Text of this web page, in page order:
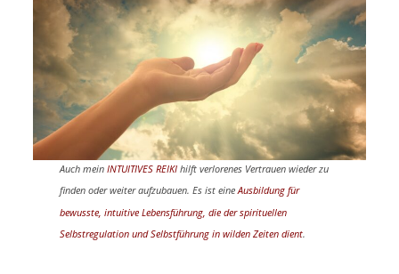
Auch mein INTUITIVES REIKIhilft verlorenes Vertrauen wieder zu
finden oder weiter aufzubauen. Es ist eineAusbildung für
bewusste, intuitive Lebensführung, die der spirituellen
Selbstregulation und Selbstführung in wilden Zeiten dient.